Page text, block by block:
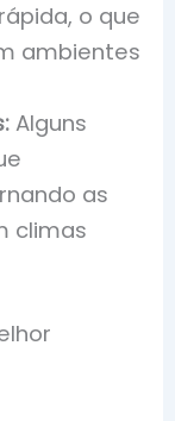
o que
ambientes
Alguns
as
climas